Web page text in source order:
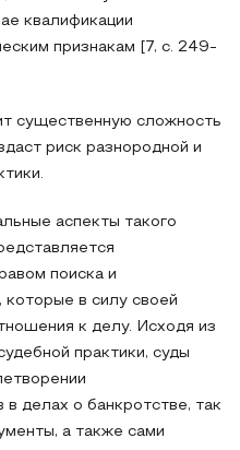
квалификации
признакам [7, с. 249-
существенную сложность
риск разнородной и
аспекты такого
поиска и
которые в силу своей
к делу. Исходя из
практики, суды
делах о банкротстве, так
а также сами